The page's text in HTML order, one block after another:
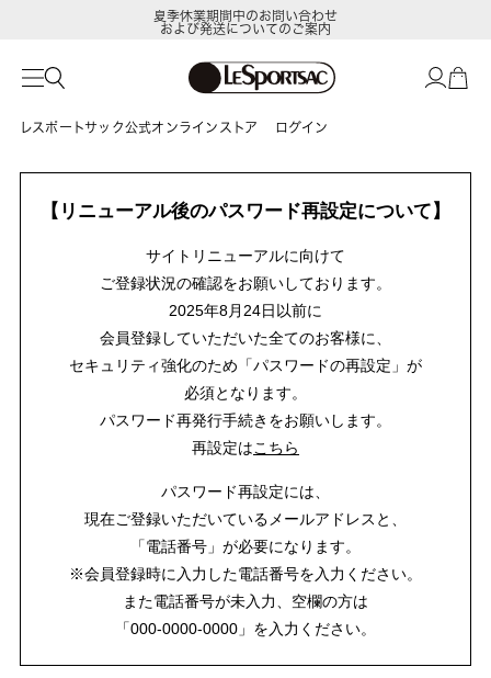
夏季休業期間中のお問い合わせ
および発送についてのご案内
レスポートサック公式オンラインストア ログイン
【リニューアル後のパスワード再設定について】
サイトリニューアルに向けて
ご登録状況の確認をお願いしております。
2025年8月24日以前に
会員登録していただいた全てのお客様に、
セキュリティ強化のため「パスワードの再設定」が
必須となります。
パスワード再発行手続きをお願いします。
再設定はこちら
パスワード再設定には、
現在ご登録いただいているメールアドレスと、
「電話番号」が必要になります。
※会員登録時に入力した電話番号を入力ください。
また電話番号が未入力、空欄の方は
「000-0000-0000」を入力ください。